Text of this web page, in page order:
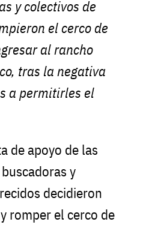
y colectivos de
el cerco de
al rancho
tras la negativa
a permitirles el
de apoyo de las
y
decidieron
romper el cerco de